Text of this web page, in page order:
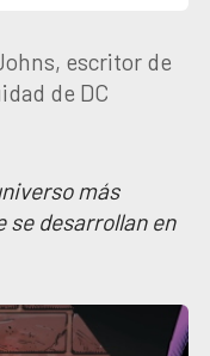
escritor de
de DC
más
se desarrollan en